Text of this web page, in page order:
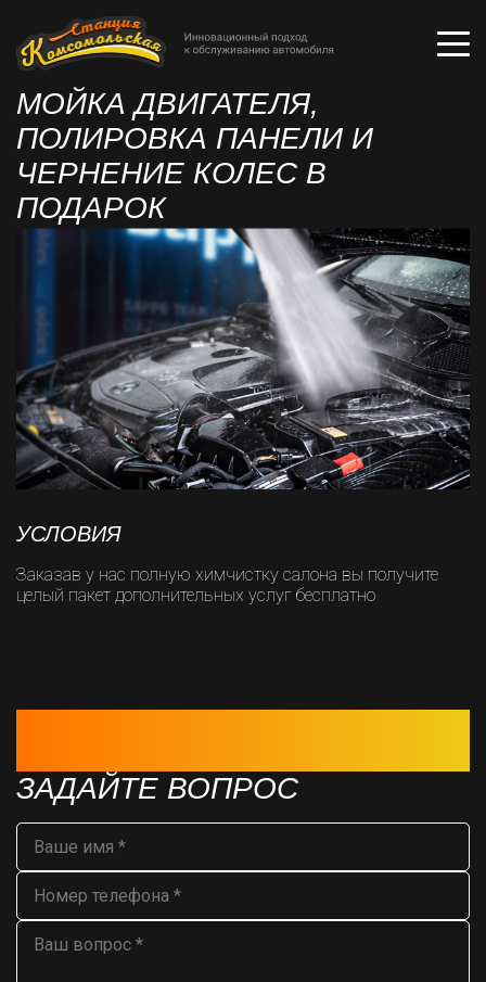
МОЙКА ДВИГАТЕЛЯ,
ПОЛИРОВКА ПАНЕЛИ И
ЧЕРНЕНИЕ КОЛЕС В
ПОДАРОК
УСЛОВИЯ
Заказав у нас полную химчистку салона вы получите
целый пакет дополнительных услуг бесплатно
ЗАДАЙТЕ ВОПРОС